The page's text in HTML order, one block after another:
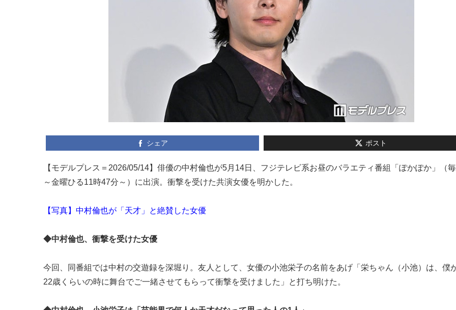
シェア ポスト
【モデルプレス＝2026/05/14】俳優の中村倫也が5月14日、フジテレビ系お昼のバラエティ番組「ぽかぽか」（
～金曜ひる11時47分～）に出演。衝撃を受けた共演女優を明かした。
【写真】中村倫也が「天才」と絶賛した女優
◆中村倫也、衝撃を受けた女優
今回、同番組では中村の交遊録を深堀り。友人として、女優の小池栄子の名前をあげ「栄ちゃん（小池）は、僕
22歳くらいの時に舞台でご一緒させてもらって衝撃を受けました」と打ち明けた。